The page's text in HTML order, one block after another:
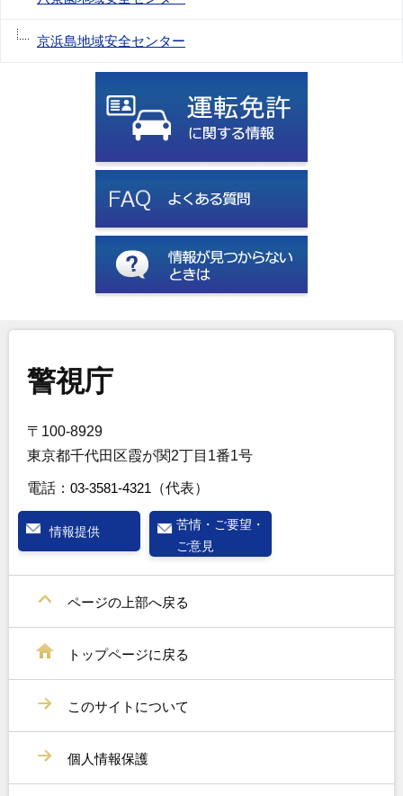
京浜島地域安全センター
警視庁
〒100-8929
東京都千代田区霞が関2丁目1番1号
電話： 03-3581-4321 （代表）
情報提供
苦情・ご要望・
ご意見
ページの上部へ戻る
トップページに戻る
このサイトについて
個人情報保護